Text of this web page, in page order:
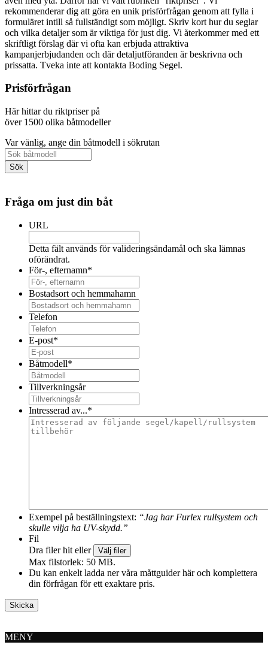
rekommenderar dig att göra en unik prisförfrågan genom att fylla i
formuläret intill så fullständigt som möjligt. Skriv kort hur du seglar
och vilka detaljer som är viktiga för just dig. Vi återkommer med ett
skriftligt förslag där vi ofta kan erbjuda attraktiva
kampanjerbjudanden och där detaljutföranden är beskrivna och
prissatta. Tveka inte att kontakta Boding Segel.
Prisförfrågan
Här hittar du riktpriser på
över 1500 olika båtmodeller
Var vänlig, ange din båtmodell i sökrutan
Fråga om just din båt
URL
Detta fält används för valideringsändamål och ska lämnas
oförändrat.
För-, efternamn*
Bostadsort och hemmahamn
Telefon
E-post*
Båtmodell*
Tillverkningsår
Intresserad av...*
Exempel på beställningstext: “Jag har Furlex rullsystem och
skulle vilja ha UV-skydd.”
Fil
Dra filer hit eller
Välj filer
Max filstorlek: 50 MB.
Du kan enkelt ladda ner våra måttguider här och komplettera
din förfrågan för ett exaktare pris.
MENY